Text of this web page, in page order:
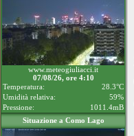
www.meteogiuliacci.it
07/08/26, ore 4:10
Temperatura:
28.3°C
Umidità relativa:
59%
Pressione:
1011.4mB
Situazione a Como Lago